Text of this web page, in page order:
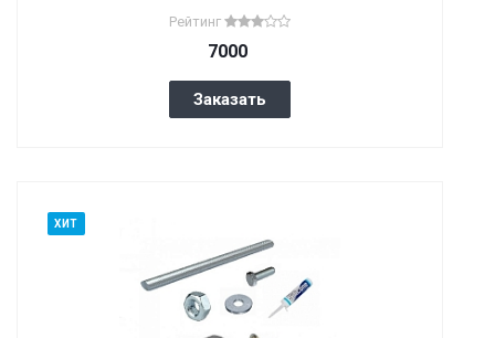
Рейтинг
7000
Заказать
ХИТ